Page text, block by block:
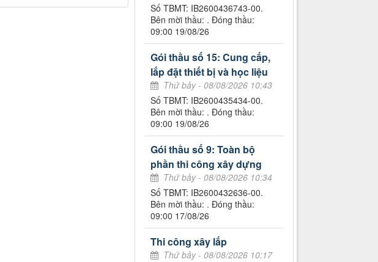
Số TBMT: IB2600436743-00.
Bên mời thầu: . Đóng thầu:
09:00 19/08/26
Gói thầu số 15: Cung cấp,
lắp đặt thiết bị và học liệu
Thứ bảy - 08/08/2026 10:43
Số TBMT: IB2600435434-00.
Bên mời thầu: . Đóng thầu:
09:00 19/08/26
Gói thầu số 9: Toàn bộ
phần thi công xây dựng
Thứ bảy - 08/08/2026 10:34
Số TBMT: IB2600432636-00.
Bên mời thầu: . Đóng thầu:
09:00 17/08/26
Thi công xây lắp
Thứ bảy - 08/08/2026 10:17